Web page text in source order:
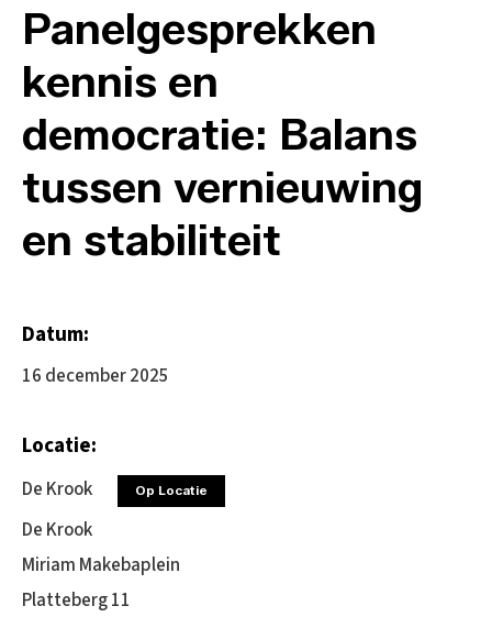
Panelgesprekken
kennis en
democratie: Balans
tussen vernieuwing
en stabiliteit
Datum:
16 december 2025
Locatie:
De Krook Op Locatie
De Krook
Miriam Makebaplein
Platteberg 11